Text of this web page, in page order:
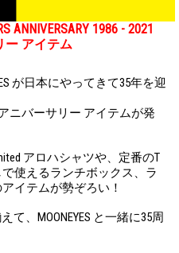
ANNIVERSARY 1986 - 2021
ー アイテム
が日本にやってきて35年を迎
ニバーサリー アイテムが発
アロハシャツや、定番のT
使えるランチボックス、ラ
イテムが勢ぞろい！
、MOONEYES と一緒に35周